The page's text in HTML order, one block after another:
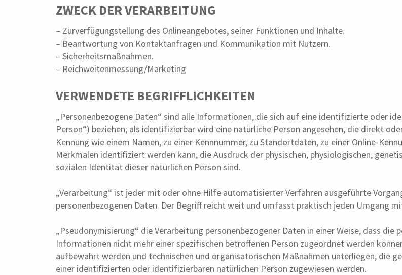
ZWECK DER VERARBEITUNG
– Zurverfügungstellung des Onlineangebotes, seiner Funktionen und Inhalte.
– Beantwortung von Kontaktanfragen und Kommunikation mit Nutzern.
– Sicherheitsmaßnahmen.
– Reichweitenmessung/Marketing
VERWENDETE BEGRIFFLICHKEITEN
„Personenbezogene Daten“ sind alle Informationen, die sich auf eine identifizierte oder
Person“) beziehen; als identifizierbar wird eine natürliche Person angesehen, die direkt
Kennung wie einem Namen, zu einer Kennnummer, zu Standortdaten, zu einer Online-
Merkmalen identifiziert werden kann, die Ausdruck der physischen, physiologischen,
sozialen Identität dieser natürlichen Person sind.
„Verarbeitung“ ist jeder mit oder ohne Hilfe automatisierter Verfahren ausgeführte
personenbezogenen Daten. Der Begriff reicht weit und umfasst praktisch jeden Umgang
„Pseudonymisierung“ die Verarbeitung personenbezogener Daten in einer Weise, dass
Informationen nicht mehr einer spezifischen betroffenen Person zugeordnet werden
aufbewahrt werden und technischen und organisatorischen Maßnahmen unterliegen, die
einer identifizierten oder identifizierbaren natürlichen Person zugewiesen werden.